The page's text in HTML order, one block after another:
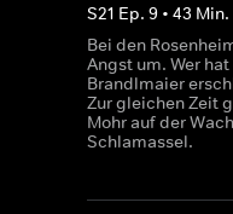
S21 Ep. 9 • 43 Min.
Bei den
Angst um. Wer
Brandlmaier
Zur gleichen Zeit
Mohr auf der
Schlamassel.